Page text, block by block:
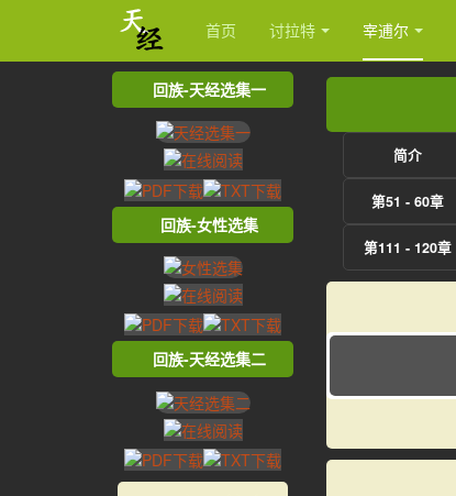
首页 讨拉特 宰逋尔
简介
第51 - 60章
第111 - 120章
回族-天经选集一
回族-女性选集
回族-天经选集二